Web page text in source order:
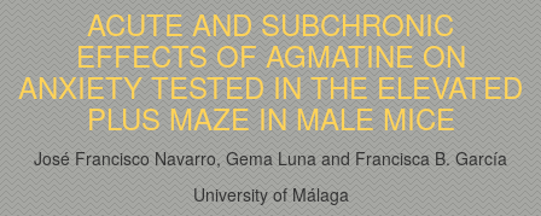
ACUTE AND SUBCHRONIC
EFFECTS OF AGMATINE ON
ANXIETY TESTED IN THE ELEVATED
PLUS MAZE IN MALE MICE
José Francisco Navarro, Gema Luna and Francisca B. García
University of Málaga